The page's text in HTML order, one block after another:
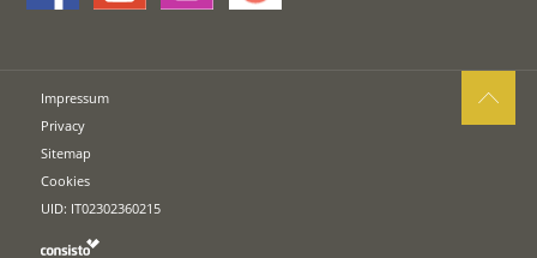
Impressum
Privacy
Sitemap
Cookies
UID: IT02302360215